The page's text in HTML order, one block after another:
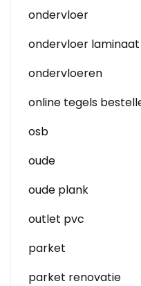
ondervloer
ondervloer laminaat
ondervloeren
online tegels
osb
oude
oude plank
outlet pvc
parket
parket renovatie